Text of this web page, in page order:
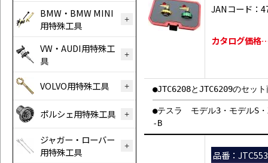
BMW・BMW MINI
用特殊工具
VW・AUDI用特殊工
具
VOLVO用特殊工具
ポルシェ用特殊工具
ジャガー・ローバー
用特殊工具
JANコード：
カタログ価格
●JTC6208とJTC6209のセッ
●テスラ モデル3・モデルS
-B
品番：